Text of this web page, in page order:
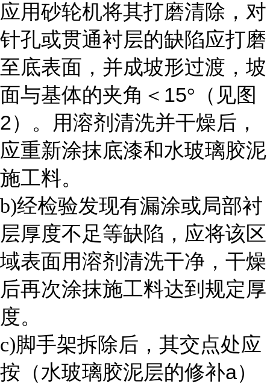
应用砂轮机将其打磨清除，对
针孔或贯通衬层的缺陷应打磨
至底表面，并成坡形过渡，坡
面与基体的夹角＜ 15°（见图
2）。用溶剂清洗并干燥后，
应重新涂抹底漆和水玻璃胶泥
施工料。
b)经检验发现有漏涂或局部衬
层厚度不足等缺陷，应将该区
域表面用溶剂清洗干净，干燥
后再次涂抹施工料达到规定厚
度。
c)脚手架拆除后，其交点处应
按（水玻璃胶泥层的修补a）